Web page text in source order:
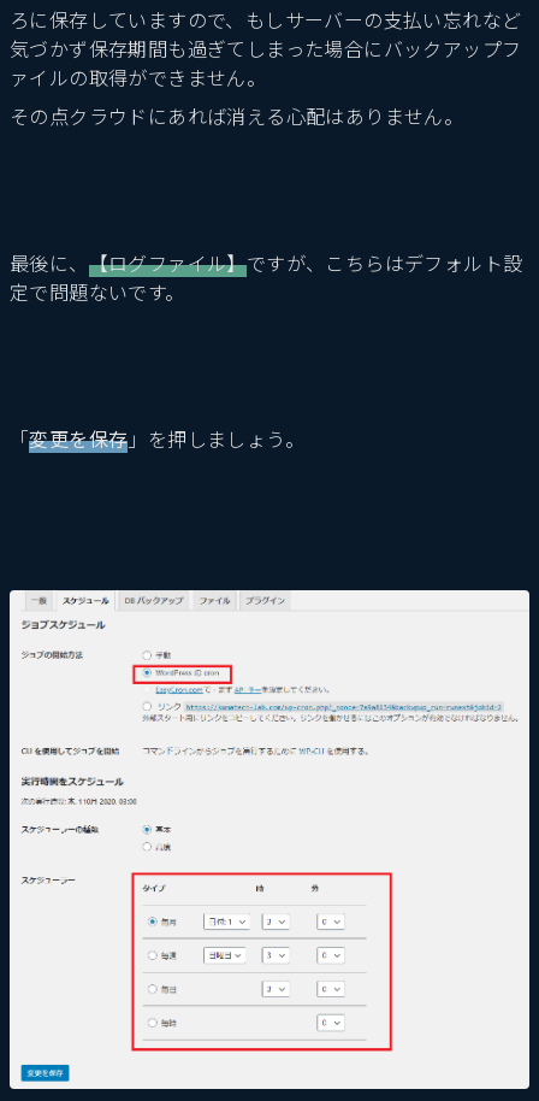
ろに保存していますので、もしサーバーの支払い忘れなど
気づかず保存期間も過ぎてしまった場合にバックアップフ
ァイルの取得ができません。
その点クラウドにあれば消える心配はありません。
最後に、 【ログファイル】ですが、こちらはデフォルト設
定で問題ないです。
「変更を保存 」を押しましょう。